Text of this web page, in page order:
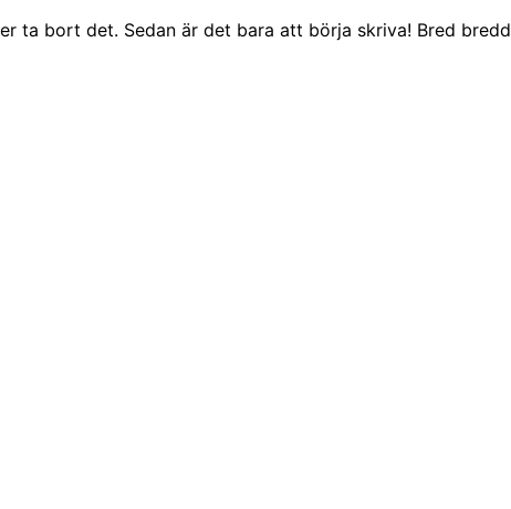
ta bort det. Sedan är det bara att börja skriva! Bred bredd